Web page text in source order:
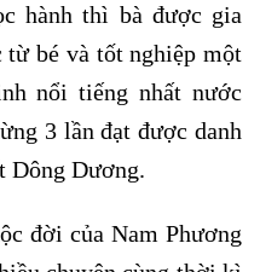
hành thì bà được gia
từ bé và tốt nghiệp một
nổi tiếng nhất nước
3 lần đạt được danh
Dông Dương.
đời của Nam Phương